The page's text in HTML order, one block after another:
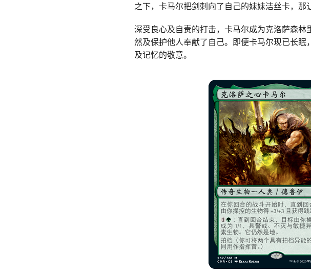
之下，卡马尔把剑刺向了自己的妹妹洁丝卡，那
深受良心及自责的打击，卡马尔成为克洛萨森
然及保护他人奉献了自己。即便卡马尔现已长
及记忆的敬意。